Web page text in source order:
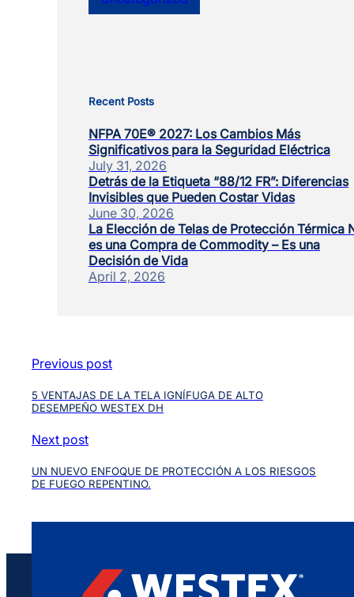
Recent Posts
NFPA 70E® 2027: Los Cambios Más
Significativos para la Seguridad Eléctrica
July 31, 2026
Detrás de la Etiqueta “88/12 FR”: Diferencias
Invisibles que Pueden Costar Vidas
June 30, 2026
La Elección de Telas de Protección Térmica
es una Compra de Commodity – Es una
Decisión de Vida
April 2, 2026
Previous post
5 VENTAJAS DE LA TELA IGNÍFUGA DE ALTO
DESEMPEÑO WESTEX DH
Next post
UN NUEVO ENFOQUE DE PROTECCIÓN A LOS RIESGOS
DE FUEGO REPENTINO.